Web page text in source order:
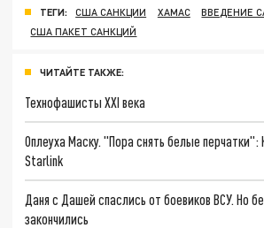
ТЕГИ: США САНКЦИИ ХАМАС
ВВЕДЕНИЕ
США ПАКЕТ САНКЦИЙ
ЧИТАЙТЕ ТАКЖЕ:
Технофашисты XXI века
Оплеуха Маску. "Пора снять белые перчатки":
Starlink
Даня с Дашей спаслись от боевиков ВСУ. Но
закончились